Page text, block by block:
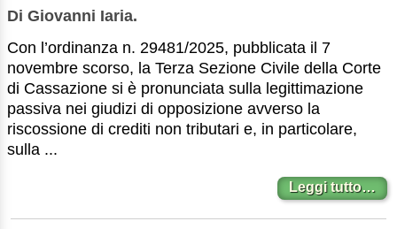
Di Giovanni Iaria.
Con l’ordinanza n. 29481/2025, pubblicata il 7
novembre scorso, la Terza Sezione Civile della Corte
di Cassazione si è pronunciata sulla legittimazione
passiva nei giudizi di opposizione avverso la
riscossione di crediti non tributari e, in particolare,
sulla ...
Leggi tutto…